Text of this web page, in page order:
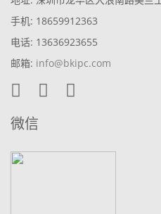
手机: 18659912363
电话: 13636923655
邮箱: info@bkipc.com
微信